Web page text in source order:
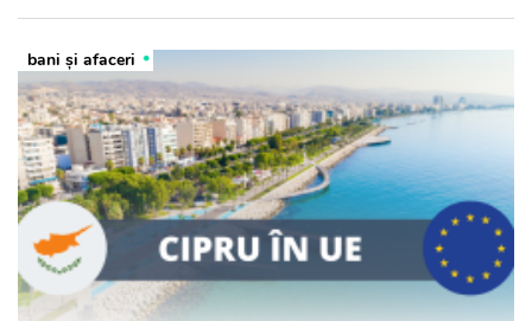
bani și afaceri